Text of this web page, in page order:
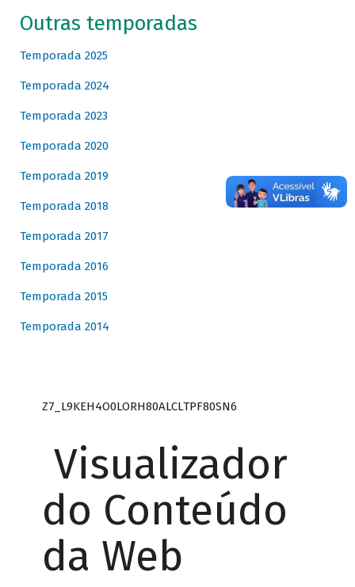
Outras temporadas
Temporada 2025
Temporada 2024
Temporada 2023
Temporada 2020
Temporada 2019
Temporada 2018
Temporada 2017
Temporada 2016
Temporada 2015
Temporada 2014
Z7_L9KEH4O0LORH80ALCLTPF80SN6
Visualizador
do Conteúdo
da Web